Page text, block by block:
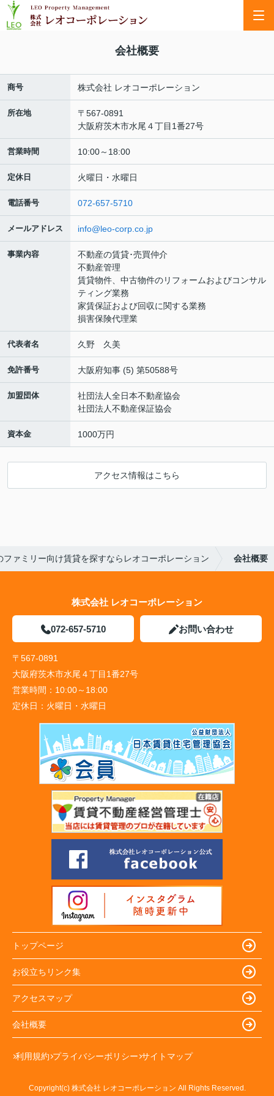
会社概要
商号 株式会社 レオコーポレーション
所在地
〒567-0891
大阪府茨木市水尾４丁目1番27号
営業時間 10:00～18:00
定休日 火曜日・水曜日
電話番号 072-657-5710
メールアドレス info@leo-corp.co.jp
事業内容
不動産の賃貸･売買仲介
不動産管理
賃貸物件、中古物件のリフォームおよびコンサル
ティング業務
家賃保証および回収に関する業務
損害保険代理業
代表者名 久野 久美
免許番号 大阪府知事 (5) 第50588号
加盟団体
社団法人全日本不動産協会
社団法人不動産保証協会
資本金 1000万円
アクセス情報はこちら
ファミリー向け賃貸を探すならレオコーポレーション 会社概要
株式会社 レオコーポレーション
072-657-5710 お問い合わせ
〒567-0891
大阪府茨木市水尾４丁目1番27号
営業時間： 10:00～18:00
定休日： 火曜日・水曜日
トップページ
お役立ちリンク集
アクセスマップ
会社概要
利用規約 プライバシーポリシー サイトマップ
Copyright(c) 株式会社 レオコーポレーション All Rights Reserved.